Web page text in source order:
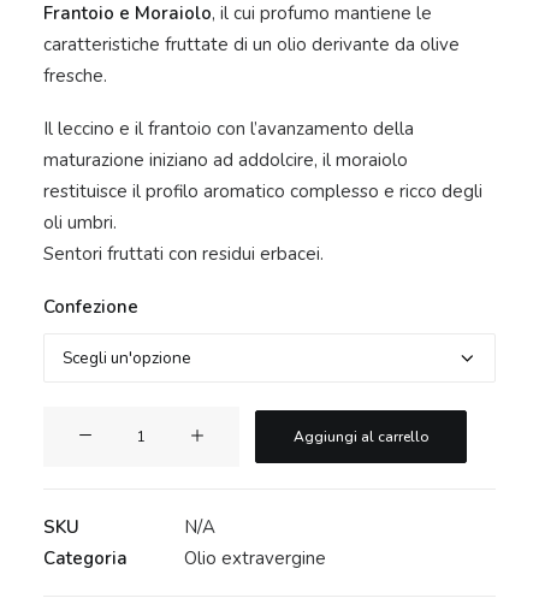
Frantoio e Moraiolo, il cui profumo mantiene le
caratteristiche fruttate di un olio derivante da olive
fresche.
Il leccino e il frantoio con l’avanzamento della
maturazione iniziano ad addolcire, il moraiolo
restituisce il profilo aromatico complesso e ricco degli
oli umbri.
Sentori fruttati con residui erbacei.
Confezione
extravergine
d'oliva
Aggiungi al carrello
SKU
N/A
Categoria
Olio extravergine